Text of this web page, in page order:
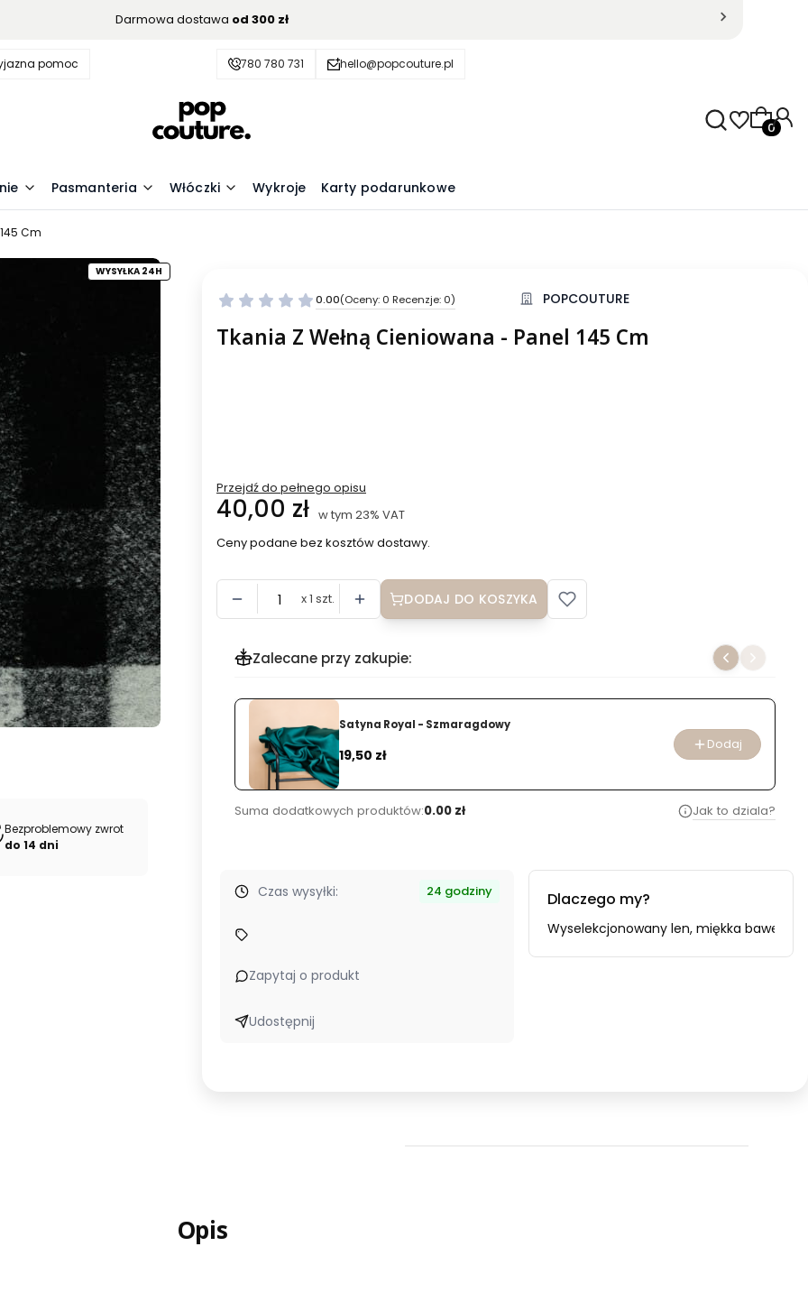
Darmowa dostawa od 300 zł
pomoc 780 780 731 hello@popcouture.pl
Pasmanteria Włóczki Wykroje Karty podarunkowe
Cm
Bezproblemowy zwrot
do 14 dni
WYSYŁKA 24H
0.00(Oceny: 0 Recenzje: 0)
Przejdź do sekcji Opinie
POPCOUTURE
Tkania Z Wełną Cieniowana - Panel 145 Cm
Przejdź do pełnego opisu
Cena
40,00 zł w tym 23% VAT
w tym 23% VAT
Ceny podane bez kosztów dostawy.
x 1 szt. DODAJ DO KOSZYKA
Zalecane przy zakupie:
Satyna Royal - Szmaragdowy
Cena
19,50 zł
Dodaj
Suma dodatkowych produktów:0.00 zł Jak to dziala?
Czas wysyłki: 24 godziny
Zapytaj o produkt
Udostępnij
Dlaczego my?
Kupuj u źródła – bezpośrednio od producenta i importera. Wyselekcjonowany len, miękka
Opis